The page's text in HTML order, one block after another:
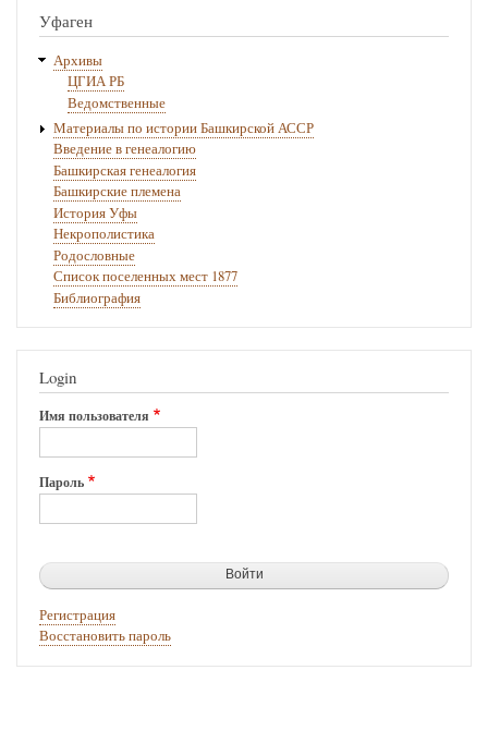
книги
для
Список
поселенных
мест
1877
Уфаген
Архивы
ЦГИА РБ
Ведомственные
Материалы по истории Башкирской АССР
Введение в генеалогию
Башкирская генеалогия
Башкирские племена
История Уфы
Некрополистика
Родословные
Список поселенных мест 1877
Библиография
Login
Имя пользователя
Пароль
Регистрация
Восстановить пароль